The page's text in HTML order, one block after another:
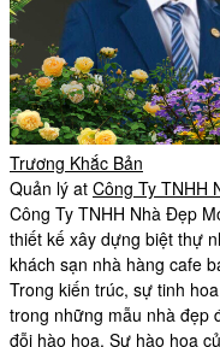
Trương Khắc Bản
Quản lý at Công Ty TNHH
Công Ty TNHH Nhà Đẹp
thiết kế xây dựng biệt thự
khách sạn nhà hàng cafe
Trong kiến trúc, sự tinh
trong những mẫu nhà đẹp
đỗi hào hoa. Sự hào hoa